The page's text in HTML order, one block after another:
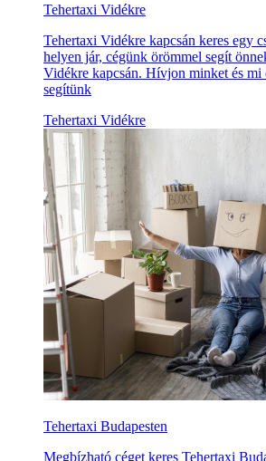
Tehertaxi Vidékre
Tehertaxi Vidékre kapcsán keres egy
helyen jár, cégünk örömmel segít
Vidékre kapcsán. Hívjon minket és mi
segítünk
Tehertaxi Vidékre
Tehertaxi Budapesten
Megbízható céget keres Tehertaxi